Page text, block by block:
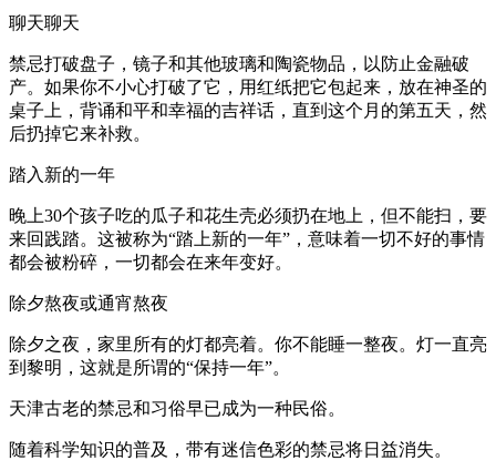
聊天聊天
禁忌打破盘子，镜子和其他玻璃和陶瓷物品，以防止金融破
产。如果你不小心打破了它，用红纸把它包起来，放在神圣的
桌子上，背诵和平和幸福的吉祥话，直到这个月的第五天，然
后扔掉它来补救。
踏入新的一年
晚上30个孩子吃的瓜子和花生壳必须扔在地上，但不能扫，要
来回践踏。这被称为“踏上新的一年”，意味着一切不好的事情
都会被粉碎，一切都会在来年变好。
除夕熬夜或通宵熬夜
除夕之夜，家里所有的灯都亮着。你不能睡一整夜。灯一直亮
到黎明，这就是所谓的“保持一年”。
天津古老的禁忌和习俗早已成为一种民俗。
随着科学知识的普及，带有迷信色彩的禁忌将日益消失。